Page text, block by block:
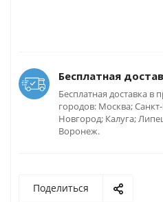
Бесплатная
Бесплатная доставка в
городов: Москва;
Новгород; Калуга;
Воронеж.
Поделиться